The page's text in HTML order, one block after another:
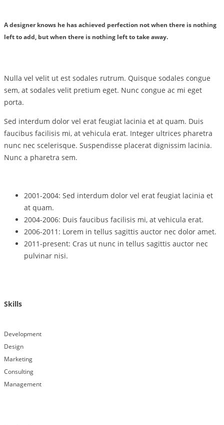
A designer knows he has achieved perfection not when there is nothing
left to add, but when there is nothing left to take away.
Nulla vel velit ut est sodales rutrum. Quisque sodales congue
sem, at sodales velit pretium eget. Nunc congue ac mi eget
porta.
Sed interdum dolor vel erat feugiat lacinia et at quam. Duis
faucibus facilisis mi, at vehicula erat. Integer ultrices pharetra
nunc nec scelerisque. Suspendisse placerat dignissim lacinia.
Nunc a pharetra sem.
2001-2004: Sed interdum dolor vel erat feugiat lacinia et
at quam.
2004-2006: Duis faucibus facilisis mi, at vehicula erat.
2006-2011: Lorem in tellus sagittis auctor nec dolor amet.
2011-present: Cras ut nunc in tellus sagittis auctor nec
pulvinar nisi.
Skills
Development
Design
Marketing
Consulting
Management